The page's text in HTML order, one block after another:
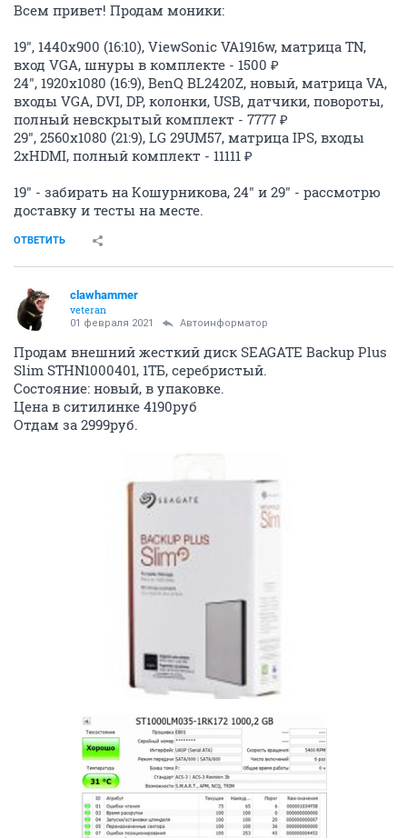
Всем привет! Продам моники:
19", 1440x900 (16:10), ViewSonic VA1916w, матрица TN,
вход VGA, шнуры в комплекте - 1500 ₽
24", 1920x1080 (16:9), BenQ BL2420Z, новый, матрица VA,
входы VGA, DVI, DP, колонки, USB, датчики, повороты,
полный невскрытый комплект - 7777 ₽
29", 2560x1080 (21:9), LG 29UM57, матрица IPS, входы
2хHDMI, полный комплект - 11111 ₽
19" - забирать на Кошурникова, 24" и 29" - рассмотрю
доставку и тесты на месте.
ОТВЕТИТЬ
clawhammer
veteran
01 февраля 2021 Автоинформатор
Продам внешний жесткий диск SEAGATE Backup Plus
Slim STHN1000401, 1ТБ, серебристый.
Состояние: новый, в упаковке.
Цена в ситилинке 4190руб
Отдам за 2999руб.